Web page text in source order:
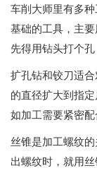
车削大师里有多
基础的工具，主
先得用钻头打个孔
扩孔钻和铰刀适
的直径扩大到指
如加工需要紧密配
丝锥是加工螺纹
出螺纹时，就用